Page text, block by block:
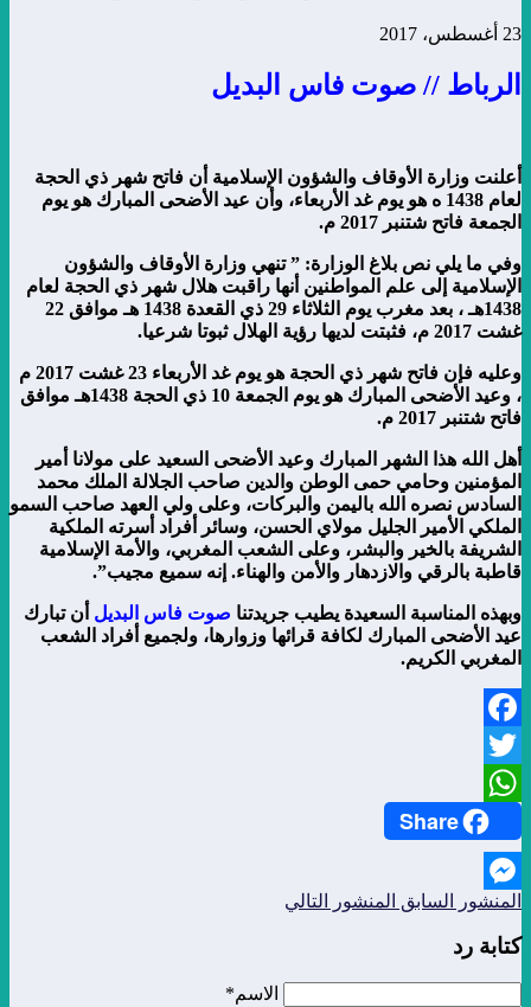
23 أغسطس، 2017
الرباط // صوت فاس البديل
أعلنت وزارة الأوقاف والشؤون الإسلامية أن فاتح شهر ذي الحجة
لعام 1438 ه هو يوم غد الأربعاء، وأن عيد الأضحى المبارك هو يوم
الجمعة فاتح شتنبر 2017 م.
وفي ما يلي نص بلاغ الوزارة: ” تنهي وزارة الأوقاف والشؤون
الإسلامية إلى علم المواطنين أنها راقبت هلال شهر ذي الحجة لعام
1438هـ ، بعد مغرب يوم الثلاثاء 29 ذي القعدة 1438 هـ موافق 22
غشت 2017 م، فثبتت لديها رؤية الهلال ثبوتا شرعيا.
وعليه فإن فاتح شهر ذي الحجة هو يوم غد الأربعاء 23 غشت 2017 م
، وعيد الأضحى المبارك هو يوم الجمعة 10 ذي الحجة 1438هـ موافق
فاتح شتنبر 2017 م.
أهل الله هذا الشهر المبارك وعيد الأضحى السعيد على مولانا أمير
المؤمنين وحامي حمى الوطن والدين صاحب الجلالة الملك محمد
السادس نصره الله باليمن والبركات، وعلى ولي العهد صاحب السمو
الملكي الأمير الجليل مولاي الحسن، وسائر أفراد أسرته الملكية
الشريفة بالخير والبشر، وعلى الشعب المغربي، والأمة الإسلامية
قاطبة بالرقي والازدهار والأمن والهناء. إنه سميع مجيب”.
وبهذه المناسبة السعيدة يطيب جريدتنا صوت فاس البديل أن تبارك
عيد الأضحى المبارك لكافة قرائها وزوارها، ولجميع أفراد الشعب
المغربي الكريم.
Facebook
Twitter
WhatsApp
Share
Messenger
المنشور السابق المنشور التالي
كتابة رد
الاسم*